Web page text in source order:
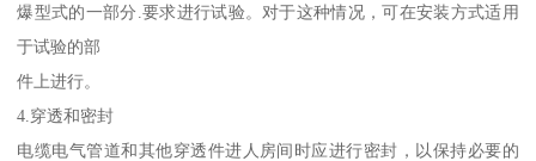
爆型式的一部分.要求进行试验。对于这种情况，可在安装方式适用
于试验的部
件上进行。
4.穿透和密封
电缆电气管道和其他穿透件进人房间时应进行密封，以保持必要的